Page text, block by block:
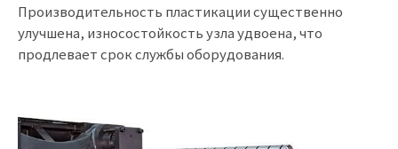
Производительность пластикации существенно
улучшена, износостойкость узла удвоена, что
продлевает срок службы оборудования.